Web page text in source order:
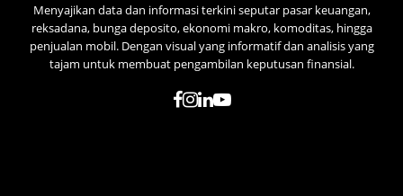
Menyajikan data dan informasi terkini seputar pasar keuangan,
reksadana, bunga deposito, ekonomi makro, komoditas, hingga
penjualan mobil. Dengan visual yang informatif dan analisis yang
tajam untuk membuat pengambilan keputusan finansial.